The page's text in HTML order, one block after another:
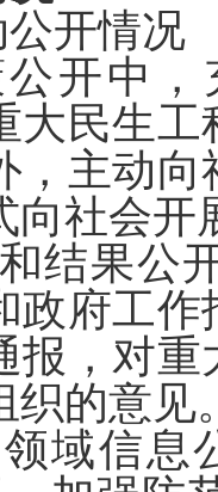
公开情况
开中
大民生
，主动
向社会开
结果公
政府工
报，对
织的意见
域信息